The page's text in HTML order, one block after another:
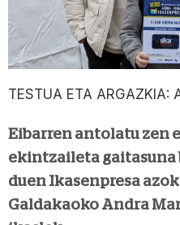
TESTUA ETA ARGAZKIA:
Eibarren antolatu zen
ekintzaileta gaitasuna
duen Ikasenpresa
Galdakaoko Andra